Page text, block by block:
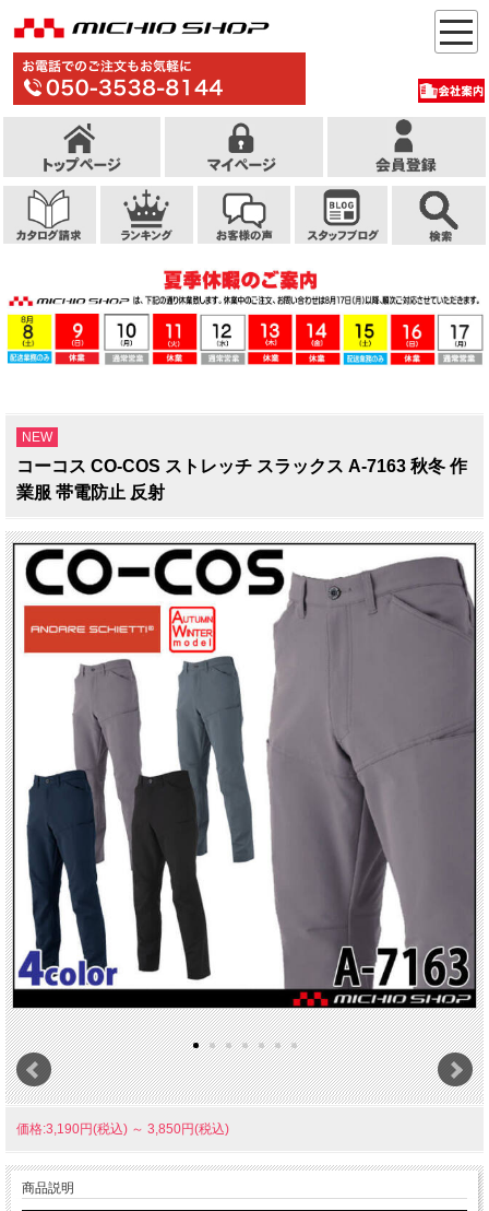
NEW
コーコス CO-COS ストレッチ スラックス A-7163 秋冬 作
業服 帯電防止 反射
価格:3,190円(税込) ～ 3,850円(税込)
商品説明